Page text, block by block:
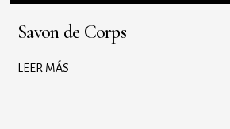
Savon de Corps
LEER MÁS